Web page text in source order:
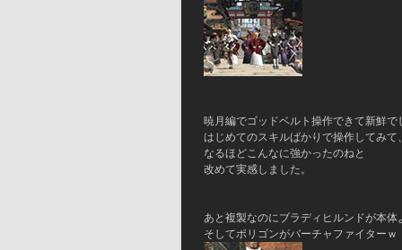
暁月編でゴッドベルト操作できて新鮮で
はじめてのスキルばかりで操作してみて、
なるほどこんなに強かったのねと
改めて実感しました。
あと複製なのにブラディヒルンドが本体
そしてポリゴンがバーチャファイターｗ